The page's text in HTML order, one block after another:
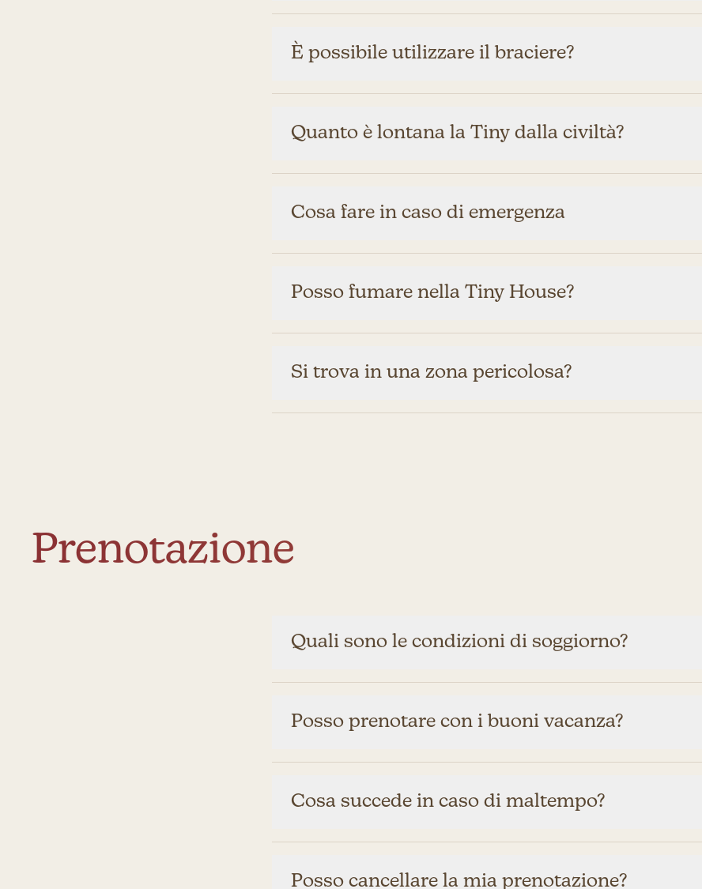
È possibile utilizzare il braciere?
Quanto è lontana la Tiny dalla civiltà?
Cosa fare in caso di emergenza
Posso fumare nella Tiny House?
Si trova in una zona pericolosa?
Prenotazione
Quali sono le condizioni di soggiorno?
Posso prenotare con i buoni vacanza?
Cosa succede in caso di maltempo?
Posso cancellare la mia prenotazione?